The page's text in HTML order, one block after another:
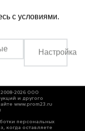
звонок
выходной
2026 ООО
и другого
www.prom23.ru
персональных
когда оставляете
с условиями.
Настройка